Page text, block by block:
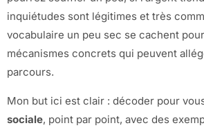
inquiétudes sont légitimes et très
vocabulaire un peu sec se cachent
mécanismes concrets qui peuvent
parcours.
Mon but ici est clair : décoder pour
sociale, point par point, avec des